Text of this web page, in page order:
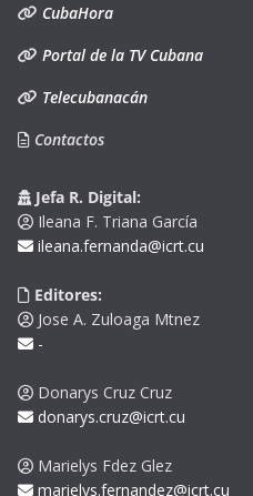
CubaHora
Portal de la TV Cubana
Telecubanacán
Contactos
Jefa R. Digital:
Ileana F. Triana García
ileana.fernanda@icrt.cu
Editores:
Jose A. Zuloaga Mtnez
-
Donarys Cruz Cruz
donarys.cruz@icrt.cu
Marielys Fdez Glez
marielys.fernandez@icrt.cu